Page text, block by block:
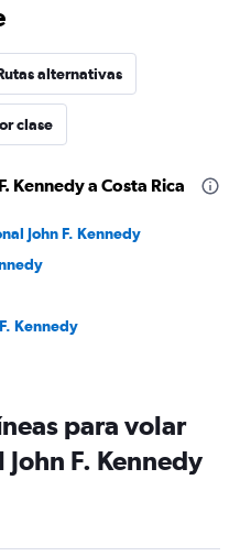
alternativas
clase
Kennedy a Costa Rica
John F. Kennedy
Kennedy
para volar
F. Kennedy